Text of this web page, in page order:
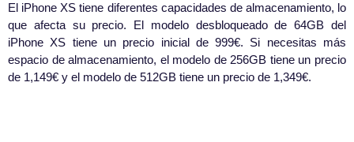
El iPhone XS tiene diferentes capacidades de almacenamiento, lo
que afecta su precio. El modelo desbloqueado de 64GB del
iPhone XS tiene un precio inicial de 999€. Si necesitas más
espacio de almacenamiento, el modelo de 256GB tiene un precio
de 1,149€ y el modelo de 512GB tiene un precio de 1,349€.